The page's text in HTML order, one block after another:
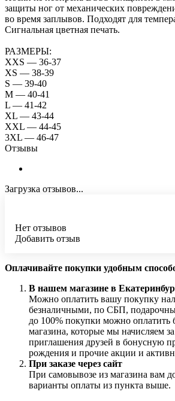
защиты ног от механических
во время заплывов. Подходят для
Сигнальная цветная печать.
РАЗМЕРЫ:
XXS — 36-37
XS — 38-39
S — 39-40
M — 40-41
L — 41-42
XL — 43-44
XXL — 44-45
3XL — 46-47
Отзывы
Загрузка отзывов...
Нет отзывов
Добавить отзыв
Оплачивайте покупки удобным
В нашем магазине в
Можно оплатить вашу покупку
безналичными, по СБП,
до 100% покупки можно оплатить
магазина, которые мы начисляем
приглашения друзей в бонусную
рождения и прочие акции и
При заказе через сайт
При самовывозе из магазина вам
варианты оплаты из пункта выше.